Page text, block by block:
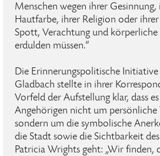
Menschen wegen ihrer Gesinnung,
Hautfarbe, ihrer Religion oder ihrer
Spott, Verachtung und körperliche
erdulden müssen.“
Die Erinnerungspolitische Initiative
Gladbach stellte in ihrer
Vorfeld der Aufstellung klar, dass
Angehörigen nicht um persönliche
sondern um die symbolische
die Stadt sowie die Sichtbarkeit des
Patricia Wrights geht: „Wir finden,